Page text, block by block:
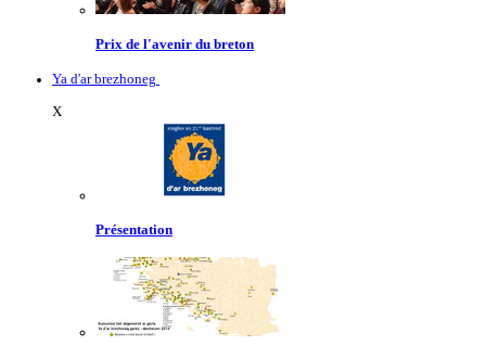
Prix de l'avenir du breton
Ya d'ar brezhoneg
X
Présentation